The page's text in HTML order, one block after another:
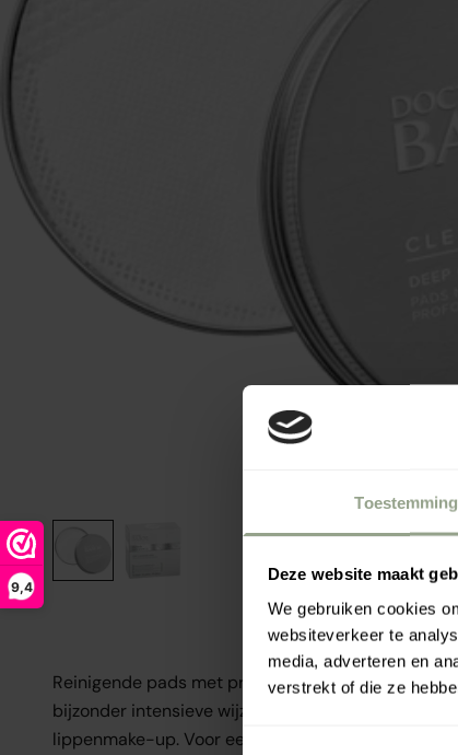
Toestemming
Deze website maakt
We gebruiken cookies
websiteverkeer te
media, adverteren en
verstrekt of die ze
9,4
Sale
Reinigende pads met pre- & probiotica en
bijzonder intensieve wijze en verwijderen ook in
lippenmake-up. Voor een perfect gereinigd,